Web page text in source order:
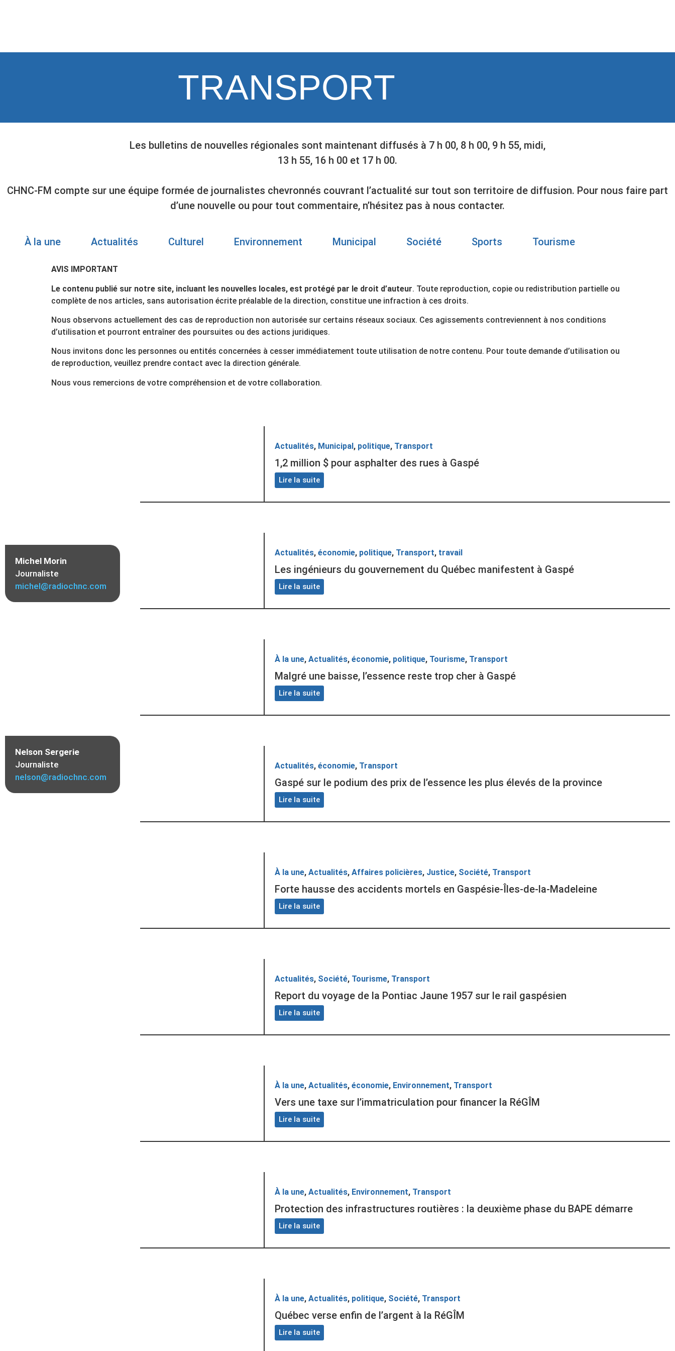
TRANSPORT
Les bulletins de nouvelles régionales sont maintenant diffusés à 7 h 00, 8 h 00, 9 h 55, midi,
13 h 55, 16 h 00 et 17 h 00.
CHNC-FM compte sur une équipe formée de journalistes chevronnés couvrant l’actualité sur tout son territoire de diffusion. Pour nous faire part
d’une nouvelle ou pour tout commentaire, n’hésitez pas à nous contacter.
À la une Actualités Culturel Environnement Municipal Société Sports Tourisme
AVIS IMPORTANT
Le contenu publié sur notre site, incluant les nouvelles locales, est protégé par le droit d’auteur. Toute reproduction, copie ou redistribution partielle ou
complète de nos articles, sans autorisation écrite préalable de la direction, constitue une infraction à ces droits.
Nous observons actuellement des cas de reproduction non autorisée sur certains réseaux sociaux. Ces agissements contreviennent à nos conditions
d’utilisation et pourront entraîner des poursuites ou des actions juridiques.
Nous invitons donc les personnes ou entités concernées à cesser immédiatement toute utilisation de notre contenu. Pour toute demande d’utilisation ou
de reproduction, veuillez prendre contact avec la direction générale.
Nous vous remercions de votre compréhension et de votre collaboration.
Michel Morin
Journaliste
michel@radiochnc.com
Nelson Sergerie
Journaliste
nelson@radiochnc.com
Actualités, Municipal, politique, Transport
1,2 million $ pour asphalter des rues à Gaspé
Lire la suite
Actualités,économie, politique, Transport, travail
Les ingénieurs du gouvernement du Québec manifestent à Gaspé
Lire la suite
À la une,Actualités,économie, politique, Tourisme, Transport
Malgré une baisse, l’essence reste trop cher à Gaspé
Lire la suite
Actualités,économie, Transport
Gaspé sur le podium des prix de l’essence les plus élevés de la province
Lire la suite
À la une,Actualités,Affaires policières, Justice, Société, Transport
Forte hausse des accidents mortels en Gaspésie-Îles-de-la-Madeleine
Lire la suite
Actualités, Société, Tourisme, Transport
Report du voyage de la Pontiac Jaune 1957 sur le rail gaspésien
Lire la suite
À la une,Actualités,économie, Environnement, Transport
Vers une taxe sur l’immatriculation pour financer la RéGÎM
Lire la suite
À la une,Actualités, Environnement, Transport
Protection des infrastructures routières : la deuxième phase du BAPE démarre
Lire la suite
À la une,Actualités, politique, Société, Transport
Québec verse enfin de l’argent à la RéGÎM
Lire la suite